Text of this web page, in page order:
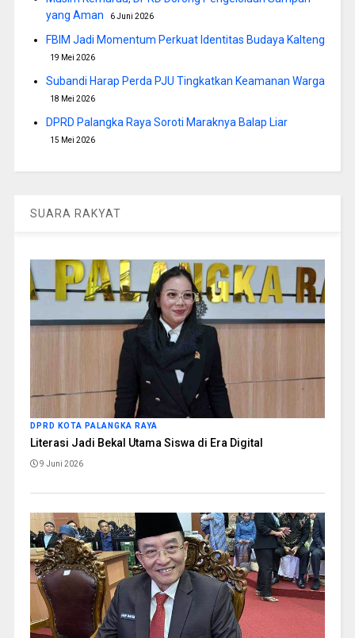
yang Aman
6 Juni 2026
FBIM Jadi Momentum Perkuat Identitas Budaya Kalteng
19 Mei 2026
Subandi Harap Perda PJU Tingkatkan Keamanan Warga
18 Mei 2026
DPRD Palangka Raya Soroti Maraknya Balap Liar
15 Mei 2026
SUARA RAKYAT
DPRD KOTA PALANGKA RAYA
Literasi Jadi Bekal Utama Siswa di Era Digital
9 Juni 2026